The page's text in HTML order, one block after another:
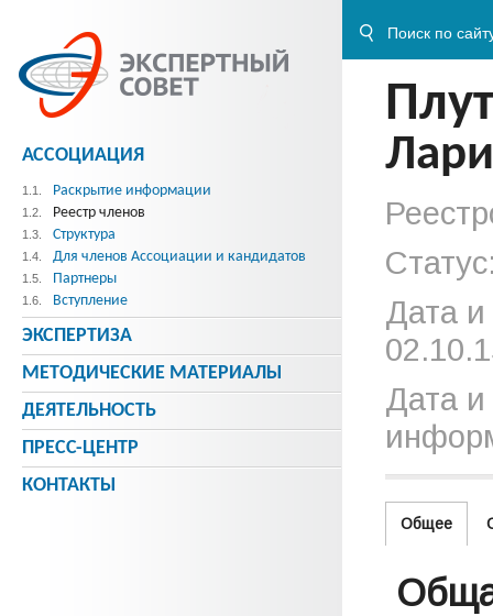
Дата
Дата и
Общее
АССОЦИАЦИЯ
1.1. Раскрытие информации
1.2. Реестр членов
1.3. Структура
1.4. Для членов Ассоциации и кандидатов
1.5. Партнеры
1.6. Вступление
ЭКСПЕРТИЗА
МЕТОДИЧЕСКИE МАТЕРИАЛЫ
ДЕЯТЕЛЬНОСТЬ
ПРЕСС-ЦЕНТР
КОНТАКТЫ